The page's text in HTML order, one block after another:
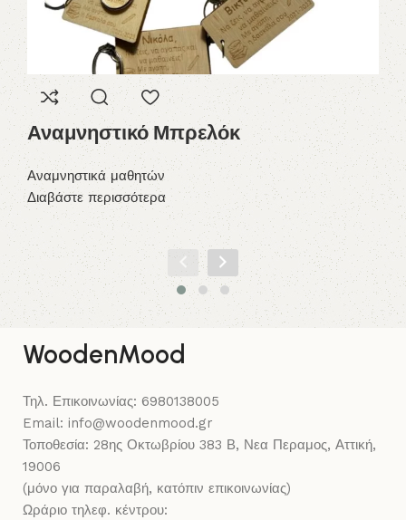
Αναμνηστικό Μπρελόκ
Αναμνηστικά μαθητών
Διαβάστε περισσότερα
WoodenMood
Τηλ. Επικοινωνίας: 6980138005
Email: info@woodenmood.gr
Τοποθεσία: 28ης Οκτωβρίου 383 Β, Νεα Περαμος, Αττική,
19006
(μόνο για παραλαβή, κατόπιν επικοινωνίας)
Ωράριο τηλεφ. κέντρου: